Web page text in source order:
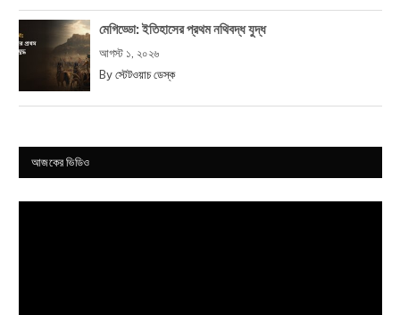
মেগিড্ডো: ইতিহাসের প্রথম নথিবদ্ধ যুদ্ধ
আগস্ট ১, ২০২৬
By স্টেটওয়াচ ডেস্ক
আজকের ভিডিও